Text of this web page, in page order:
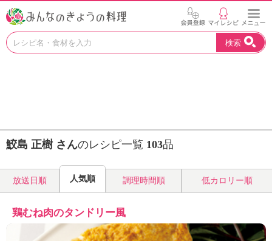
お
見
つ
よ
う
H
K
検索
鮫島 正樹 さんのレシピ一覧 103品
放送日順 人気順 調理時間順 低カロリー順
鶏むね肉のタンドリー風